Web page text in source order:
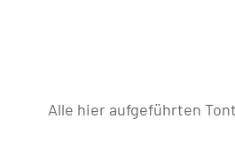
Alle hier aufgeführten